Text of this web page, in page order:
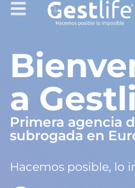
a
Primera agencia
subrogada en
Hacemos posible, lo